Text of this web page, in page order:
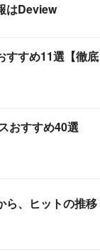
はDeview
すすめ11選【徹底
おすすめ40選
ら、ヒットの推移